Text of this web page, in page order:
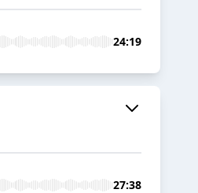
24:19
27:38